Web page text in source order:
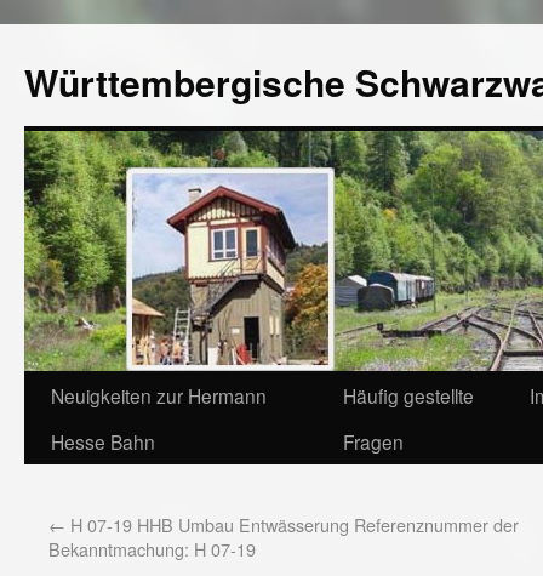
Württembergische
Neuigkeiten zur Hermann
Hesse Bahn
Häufig gestellte
Fragen
← H 07-19 HHB Umbau Entwässerung Referenznummer der
Bekanntmachung: H 07-19